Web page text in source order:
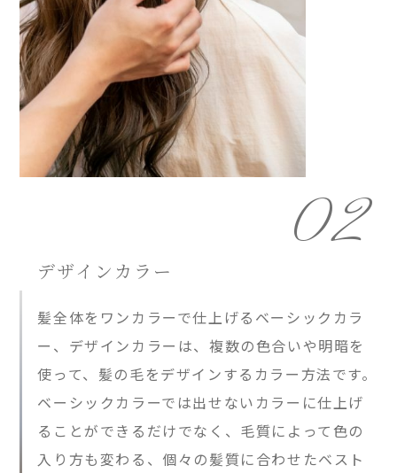
02
デザインカラー
髪全体をワンカラーで仕上げるベーシックカラ
ー、デザインカラーは、複数の色合いや明暗を
使って、髪の毛をデザインするカラー方法です。
ベーシックカラーでは出せないカラーに仕上げ
ることができるだけでなく、毛質によって色の
入り方も変わる、個々の髪質に合わせたベスト